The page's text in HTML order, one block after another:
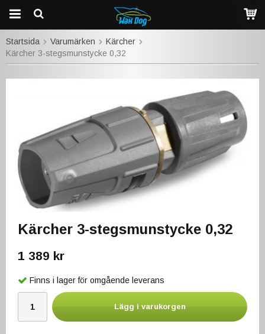
Startsida Varumärken
Kärcher
Kärcher 3-stegsmunstycke 0,32
Kärcher 3-stegsmunstycke 0,32
1 389 kr
Finns i lager för omgående leverans
Lägg i varukorgen